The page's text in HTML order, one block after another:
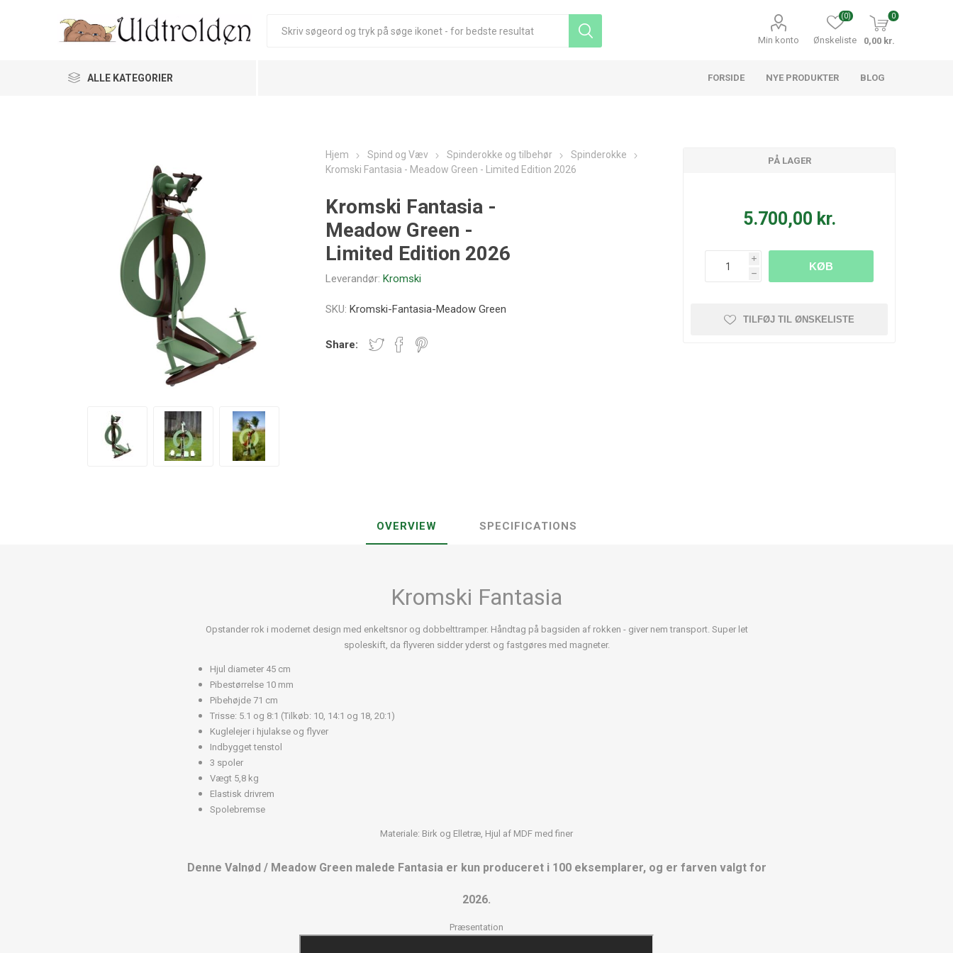
Min konto Ønskeliste
(0) 0
0,00 kr.
ALLE KATEGORIER FORSIDE NYE PRODUKTER BLOG
Hjem Spind og Væv Spinderokke og tilbehør
Spinderokke
Kromski Fantasia - Meadow Green - Limited Edition 2026
Kromski Fantasia -
Meadow Green -
Limited Edition 2026
Leverandør: Kromski
SKU: Kromski-Fantasia-Meadow Green
Share:
PÅ LAGER
5.700,00 kr.
i
h
KØB
TILFØJ TIL ØNSKELISTE
OVERVIEW SPECIFICATIONS
Kromski Fantasia
Opstander rok i modernet design med enkeltsnor og dobbelttramper. Håndtag på bagsiden af rokken - giver nem transport. Super let
spoleskift, da flyveren sidder yderst og fastgøres med magneter.
Hjul diameter 45 cm
Pibestørrelse 10 mm
Pibehøjde 71 cm
Trisse: 5.1 og 8:1 (Tilkøb: 10, 14:1 og 18, 20:1)
Kuglelejer i hjulakse og flyver
Indbygget tenstol
3 spoler
Vægt 5,8 kg
Elastisk drivrem
Spolebremse
Materiale: Birk og Elletræ, Hjul af MDF med finer
Denne Valnød / Meadow Green malede Fantasia er kun produceret i 100 eksemplarer, og er farven valgt for
2026.
Præsentation